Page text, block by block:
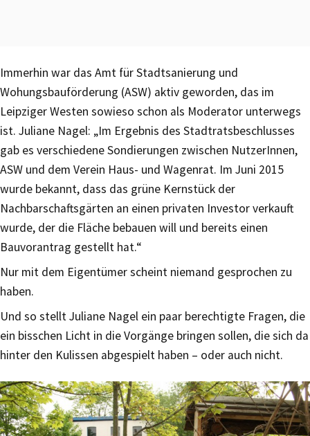
Immerhin war das Amt für Stadtsanierung und
Wohungsbauförderung (ASW) aktiv geworden, das im
Leipziger Westen sowieso schon als Moderator unterwegs
ist. Juliane Nagel: „Im Ergebnis des Stadtratsbeschlusses
gab es verschiedene Sondierungen zwischen NutzerInnen,
ASW und dem Verein Haus- und Wagenrat. Im Juni 2015
wurde bekannt, dass das grüne Kernstück der
Nachbarschaftsgärten an einen privaten Investor verkauft
wurde, der die Fläche bebauen will und bereits einen
Bauvorantrag gestellt hat.“
Nur mit dem Eigentümer scheint niemand gesprochen zu
haben.
Und so stellt Juliane Nagel ein paar berechtigte Fragen, die
ein bisschen Licht in die Vorgänge bringen sollen, die sich da
hinter den Kulissen abgespielt haben – oder auch nicht.